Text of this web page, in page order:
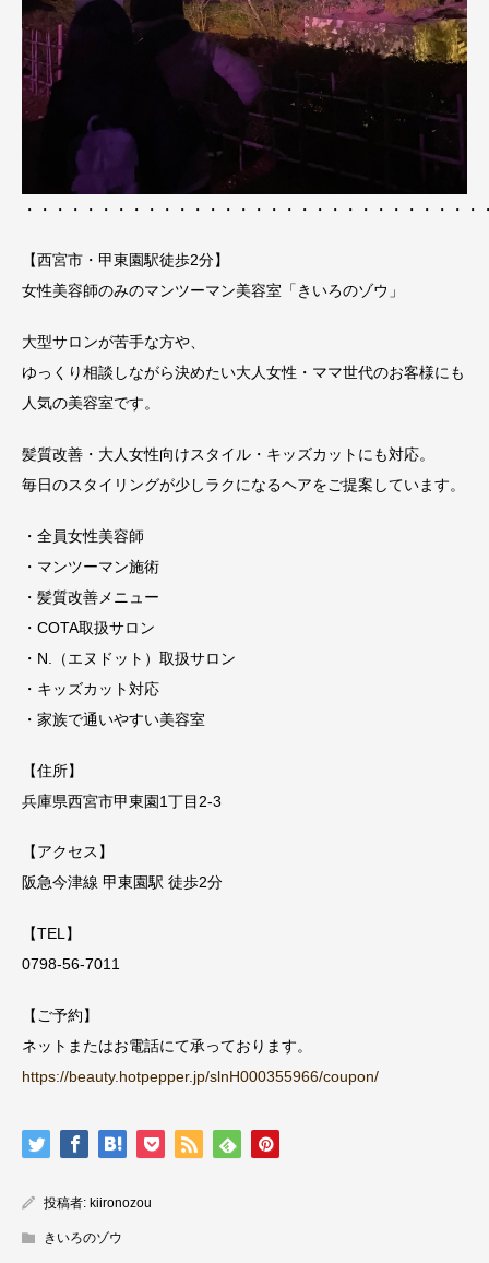
・・・・・・・・・・・・・・・・・・・・・・・・・・・・・・
【西宮市・甲東園駅徒歩2分】
女性美容師のみのマンツーマン美容室「きいろのゾウ」
大型サロンが苦手な方や、
ゆっくり相談しながら決めたい大人女性・ママ世代のお客様にも
人気の美容室です。
髪質改善・大人女性向けスタイル・キッズカットにも対応。
毎日のスタイリングが少しラクになるヘアをご提案しています。
・全員女性美容師
・マンツーマン施術
・髪質改善メニュー
・COTA取扱サロン
・N.（エヌドット）取扱サロン
・キッズカット対応
・家族で通いやすい美容室
【住所】
兵庫県西宮市甲東園1丁目2-3
【アクセス】
阪急今津線 甲東園駅 徒歩2分
【TEL】
0798-56-7011
【ご予約】
ネットまたはお電話にて承っております。
https://beauty.hotpepper.jp/slnH000355966/coupon/
投稿者: kiironozou
きいろのゾウ